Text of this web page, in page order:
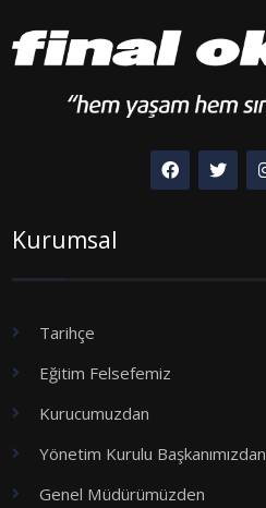
Kurumsal
Tarihçe
Eğitim Felsefemiz
Kurucumuzdan
Yönetim Kurulu Başkanımızdan
Genel Müdürümüzden